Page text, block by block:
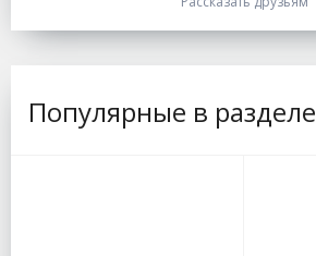
Популярные в разделе